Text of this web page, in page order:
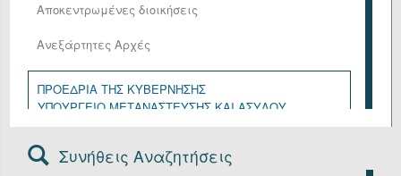
Αποκεντρωμένες διοικήσεις
Ανεξάρτητες Αρχές
ΠΡΟΕΔΡΙΑ ΤΗΣ ΚΥΒΕΡΝΗΣΗΣ
ΥΠΟΥΡΓΕΙΟ ΜΕΤΑΝΑΣΤΕΥΣΗΣ ΚΑΙ ΑΣΥΛΟΥ
ΥΠΟΥΡΓΕΙΟ ΑΓΡΟΤΙΚΗΣ ΑΝΑΠΤΥΞΗΣ ΚΑΙ ΤΡΟΦΙΜΩΝ
ΥΠΟΥΡΓΕΙΟ ΑΝΑΠΤΥΞΗΣ
ΥΠΟΥΡΓΕΙΟ ΔΙΚΑΙΟΣΥΝΗΣ
Συνήθεις Αναζητήσεις